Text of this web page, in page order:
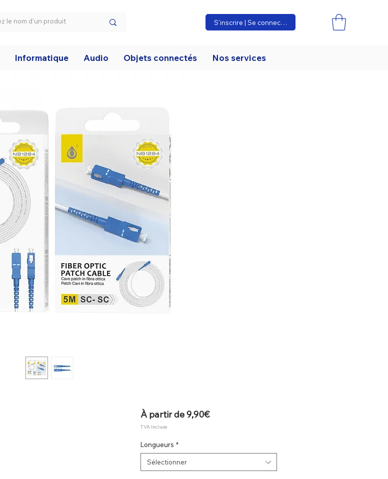
S'inscrire | Se connecter
Informatique Audio Objets connectés Nos services
À partir de9,90€Prix
TVA Incluse
Longueurs *
Sélectionner